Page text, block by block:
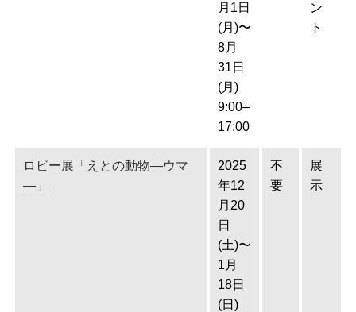
月1日
(月)〜
8月
31日
(月)
9:00–
17:00
ン
ト
ロビー展「えとの動物―ウマ
―」
2025
年12
月20
日
(土)〜
1月
18日
(日)
不
要
展
示